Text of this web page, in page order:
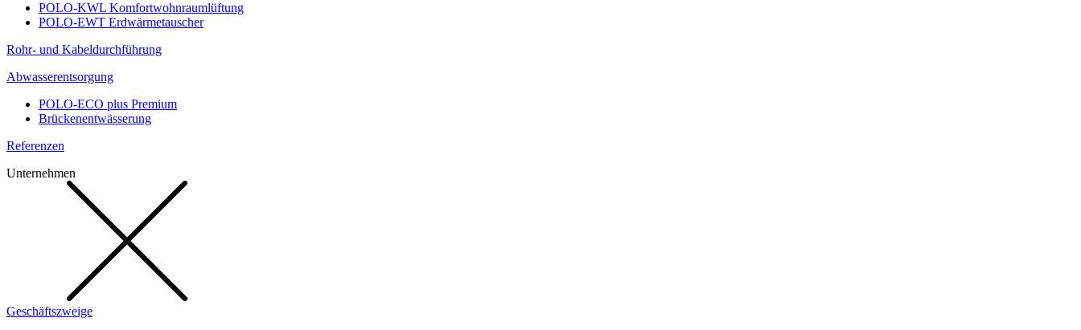
POLO-KWL Komfortwohnraumlüftung
POLO-EWT Erdwärmetauscher
Rohr- und Kabeldurchführung
Abwasserentsorgung
POLO-ECO plus Premium
Brückenentwässerung
Referenzen
Unternehmen
Geschäftszweige